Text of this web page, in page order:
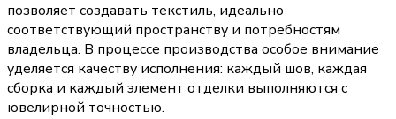
позволяет создавать текстиль, идеально
соответствующий пространству и потребностям
владельца. В процессе производства особое внимание
уделяется качеству исполнения: каждый шов, каждая
сборка и каждый элемент отделки выполняются с
ювелирной точностью.